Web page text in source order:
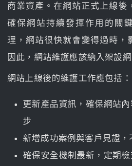
商業資產。在網站正式上線後
確保網站持續發揮作用的關
理，網站很快就會變得過時，
因此，網站維護應該納入架設
網站上線後的維護工作應包括：
更新產品資訊，確保網站
步
新增成功案例與客戶見證
確保安全機制最新，定期